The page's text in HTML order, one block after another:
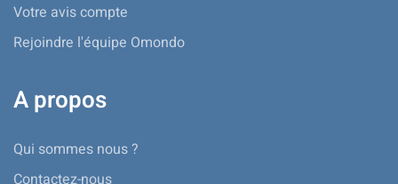
Votre avis compte
Rejoindre l'équipe Omondo
A propos
Qui sommes nous ?
Contactez-nous